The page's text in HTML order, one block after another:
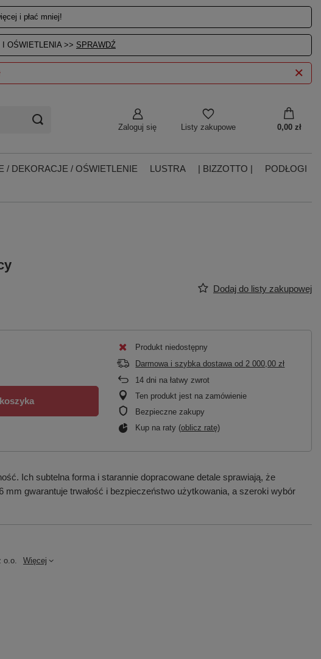
i płać mniej!
OŚWIETLENIA >> SPRAWDŹ
Zaloguj się Listy zakupowe 0,00 zł
/ DEKORACJE / OŚWIETLENIE LUSTRA | BIZZOTTO |
PODŁOGI
Dodaj do listy zakupowej
Produkt niedostępny
Darmowa i szybka dostawa od 2 000,00 zł
14 dni na łatwy zwrot
Ten produkt jest na zamówienie
Bezpieczne zakupy
Kup na raty (oblicz ratę)
Ich subtelna forma i starannie dopracowane detale sprawiają, że
gwarantuje trwałość i bezpieczeństwo użytkowania, a szeroki wybór
Więcej